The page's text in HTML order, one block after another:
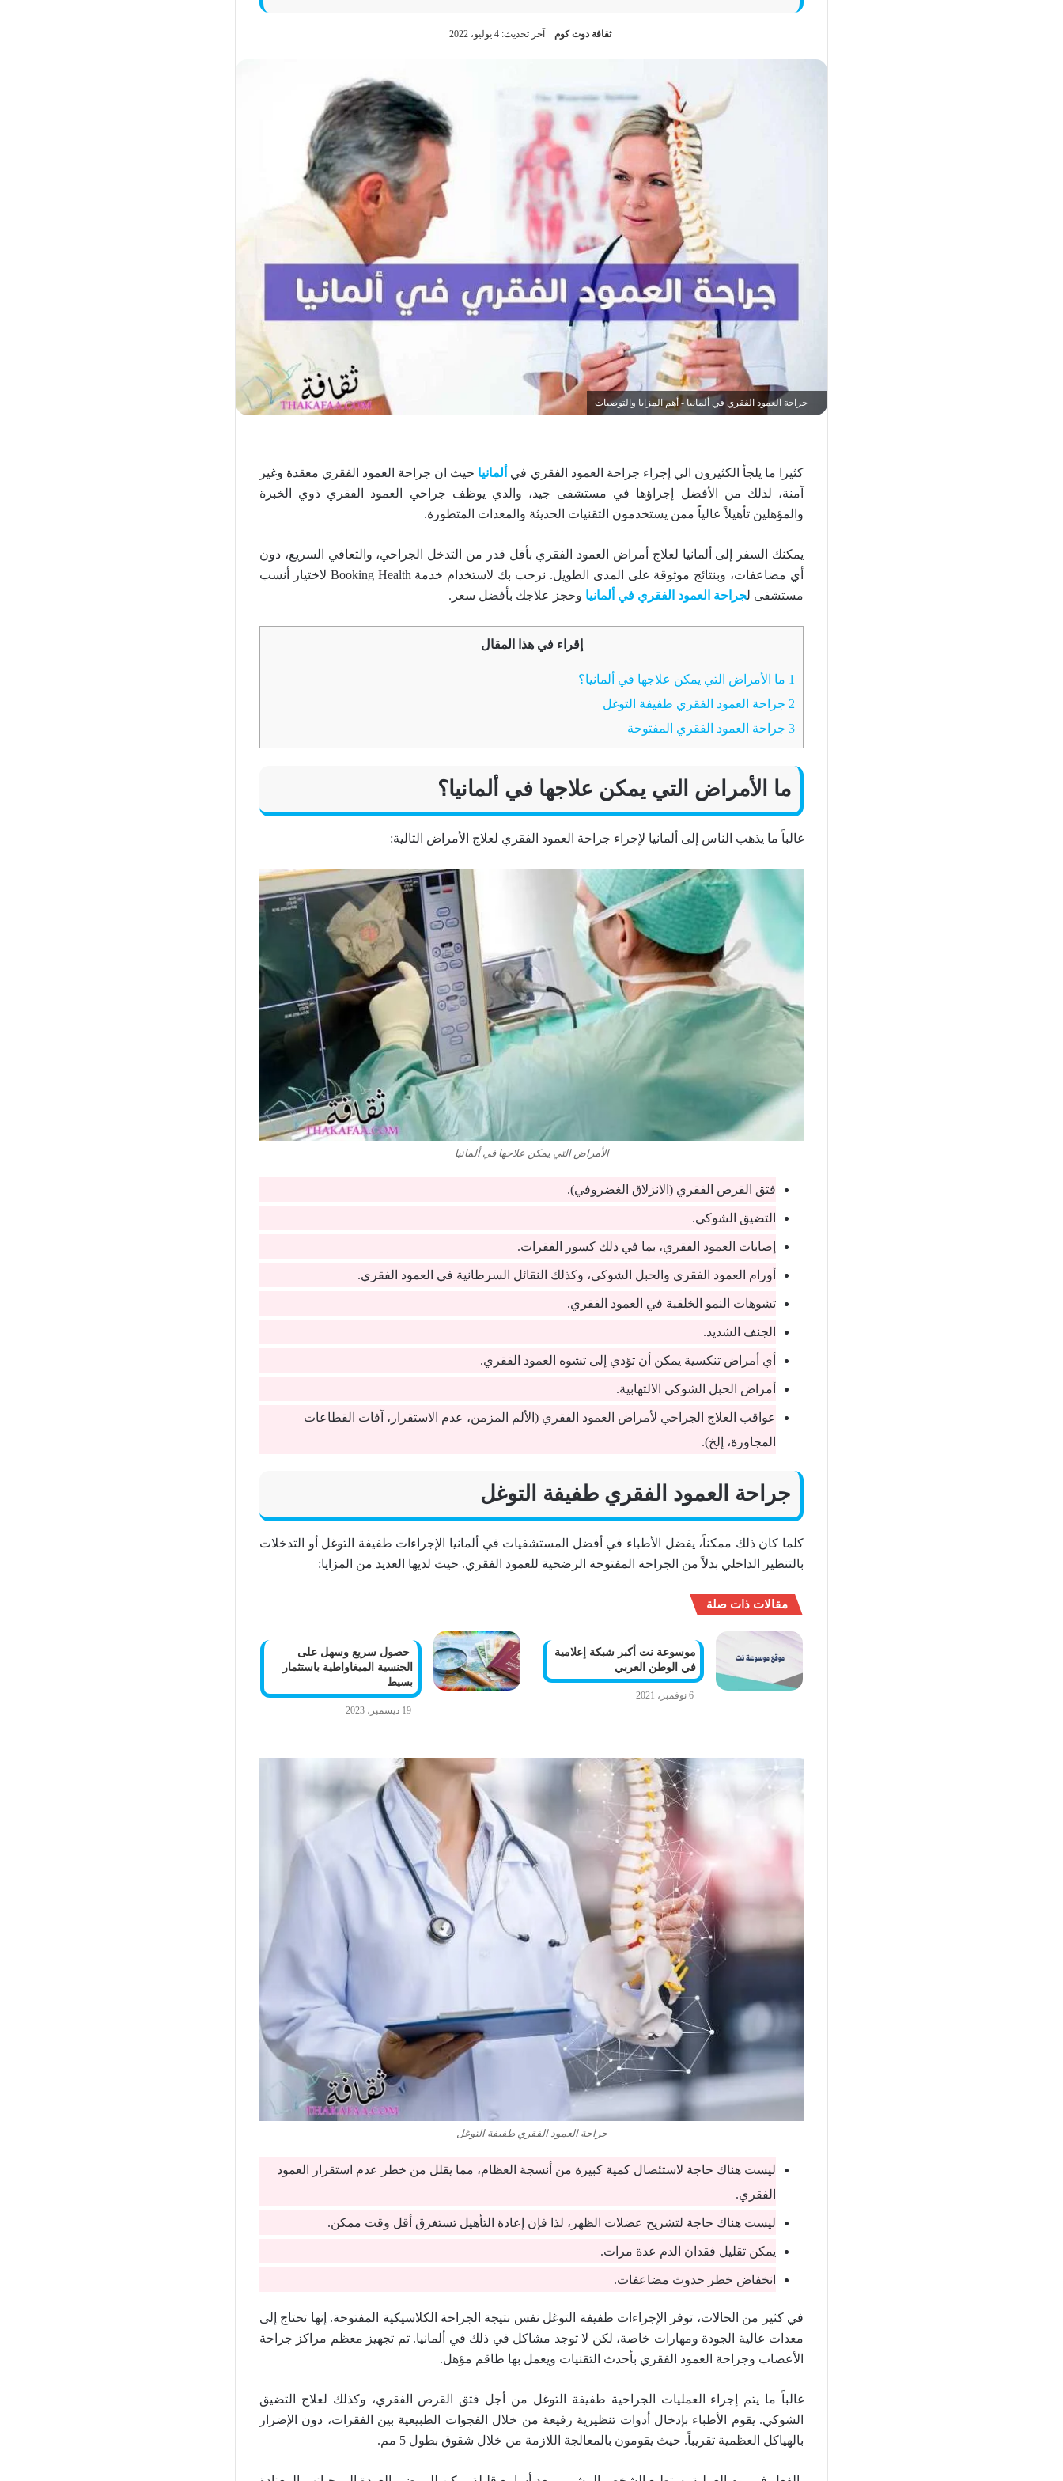
ثقافة دوت كوم آخر تحديث: 4 يوليو، 2022
جراحة العمود الفقري في ألمانيا - أهم المزايا والتوصيات
كثيرا ما يلجأ الكثيرون الي إجراء جراحة العمود الفقري في ألمانيا حيث ان جراحة العمود الفقري معقدة وغير
آمنة، لذلك من الأفضل إجراؤها في مستشفى جيد، والذي يوظف جراحي العمود الفقري ذوي الخبرة
والمؤهلين تأهيلاً عالياً ممن يستخدمون التقنيات الحديثة والمعدات المتطورة.
يمكنك السفر إلى ألمانيا لعلاج أمراض العمود الفقري بأقل قدر من التدخل الجراحي، والتعافي السريع، دون
أي مضاعفات، وبنتائج موثوقة على المدى الطويل. نرحب بك لاستخدام خدمة Booking Health لاختيار أنسب
مستشفى لجراحة العمود الفقري في ألمانيا وحجز علاجك بأفضل سعر.
إقراء في هذا المقال
1 ما الأمراض التي يمكن علاجها في ألمانيا؟
2 جراحة العمود الفقري طفيفة التوغل
3جراحة العمود الفقري المفتوحة
ما الأمراض التي يمكن علاجها في ألمانيا؟
غالباً ما يذهب الناس إلى ألمانيا لإجراء جراحة العمود الفقري لعلاج الأمراض التالية:
الأمراض التي يمكن علاجها في ألمانيا
فتق القرص الفقري (الانزلاق الغضروفي).
التضيق الشوكي.
إصابات العمود الفقري، بما في ذلك كسور الفقرات.
أورام العمود الفقري والحبل الشوكي، وكذلك النقائل السرطانية في العمود الفقري.
تشوهات النمو الخلقية في العمود الفقري.
الجنف الشديد.
أي أمراض تنكسية يمكن أن تؤدي إلى تشوه العمود الفقري.
أمراض الحبل الشوكي الالتهابية.
عواقب العلاج الجراحي لأمراض العمود الفقري (الألم المزمن، عدم الاستقرار، آفات القطاعات
المجاورة، إلخ).
جراحة العمود الفقري طفيفة التوغل
كلما كان ذلك ممكناً، يفضل الأطباء في أفضل المستشفيات في ألمانيا الإجراءات طفيفة التوغل أو التدخلات
بالتنظير الداخلي بدلاً من الجراحة المفتوحة الرضحية للعمود الفقري. حيث لديها العديد من المزايا:
مقالات ذات صلة
موسوعة نت أكبر شبكة إعلامية
في الوطن العربي
6 نوفمبر، 2021
حصول سريع وسهل على
الجنسية الميغاواطية باستثمار
بسيط
19 ديسمبر، 2023
جراحة العمود الفقري طفيفة التوغل
ليست هناك حاجة لاستئصال كمية كبيرة من أنسجة العظام، مما يقلل من خطر عدم استقرار العمود
الفقري.
ليست هناك حاجة لتشريح عضلات الظهر، لذا فإن إعادة التأهيل تستغرق أقل وقت ممكن.
يمكن تقليل فقدان الدم عدة مرات.
انخفاض خطر حدوث مضاعفات.
في كثير من الحالات، توفر الإجراءات طفيفة التوغل نفس نتيجة الجراحة الكلاسيكية المفتوحة. إنها تحتاج إلى
معدات عالية الجودة ومهارات خاصة، لكن لا توجد مشاكل في ذلك في ألمانيا. تم تجهيز معظم مراكز جراحة
الأعصاب وجراحة العمود الفقري بأحدث التقنيات ويعمل بها طاقم مؤهل.
غالباً ما يتم إجراء العمليات الجراحية طفيفة التوغل من أجل فتق القرص الفقري، وكذلك لعلاج التضيق
الشوكي. يقوم الأطباء بإدخال أدوات تنظيرية رفيعة من خلال الفجوات الطبيعية بين الفقرات، دون الإضرار
بالهياكل العظمية تقريباً. حيث يقومون بالمعالجة اللازمة من خلال شقوق بطول 5 مم.